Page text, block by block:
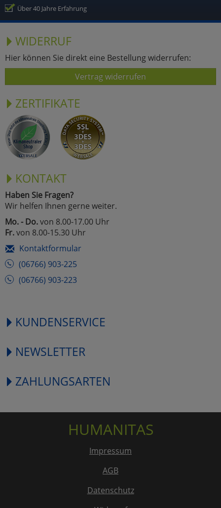
Über 40 Jahre Erfahrung
WIDERRUF
Hier können Sie direkt eine Bestellung widerrufen:
Vertrag widerrufen
ZERTIFIKATE
KONTAKT
Haben Sie Fragen?
Wir helfen Ihnen gerne weiter.
Mo. - Do.von 8.00-17.00 Uhr
Fr.von 8.00-15.30 Uhr
Kontaktformular
(06766) 903-225
(06766) 903-223
KUNDENSERVICE
NEWSLETTER
ZAHLUNGSARTEN
HUMANITAS
Impressum
AGB
Datenschutz